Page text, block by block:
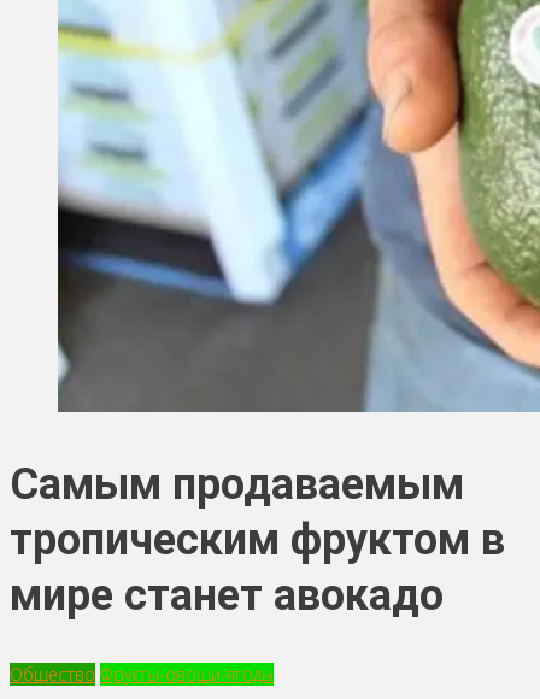
Самым продаваемым
тропическим фруктом в
мире станет авокадо
Общество Фрукты-овощи-ягоды